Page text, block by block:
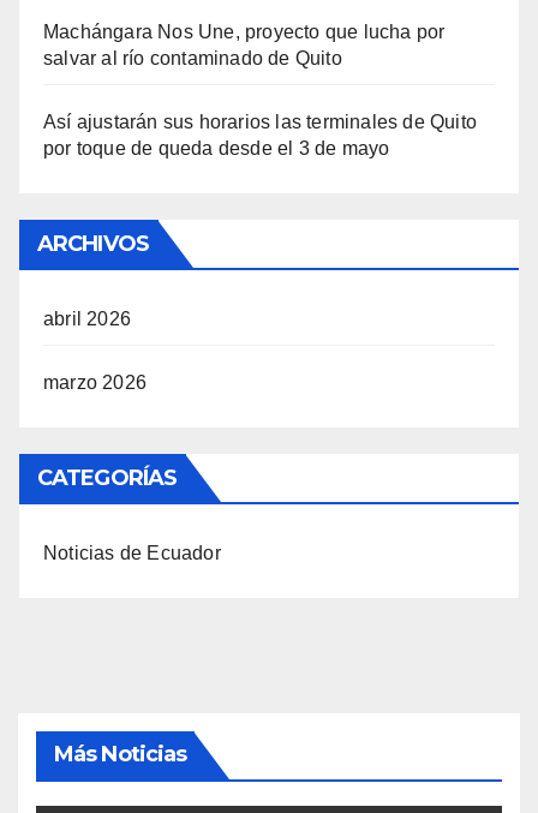
Machángara Nos Une, proyecto que lucha por
salvar al río contaminado de Quito
Así ajustarán sus horarios las terminales de Quito
por toque de queda desde el 3 de mayo
ARCHIVOS
abril 2026
marzo 2026
CATEGORÍAS
Noticias de Ecuador
Más Noticias